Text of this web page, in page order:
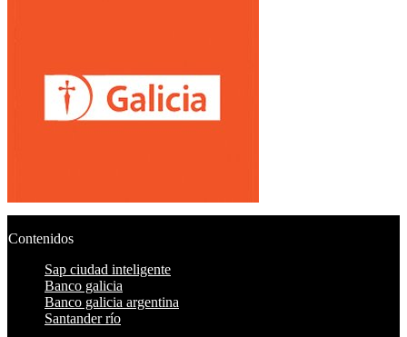
Contenidos
Sap ciudad inteligente
Banco galicia
Banco galicia argentina
Santander río